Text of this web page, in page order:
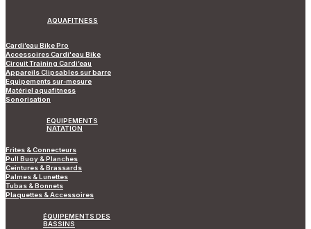
AQUAFITNESS
Cardi’eau Bike Pro
Accessoires Cardi'eau Bike
Circuit Training Cardi’eau
Appareils Clipsables sur barre
Equipements sur-mesure
Matériel aquafitness
Sonorisation
ÉQUIPEMENTS
NATATION
Frites & Connecteurs
Pull Buoy & Planches
Ceintures & Brassards
Palmes & Lunettes
Tubas & Bonnets
Plaquettes & Accessoires
ÉQUIPEMENTS DES
BASSINS